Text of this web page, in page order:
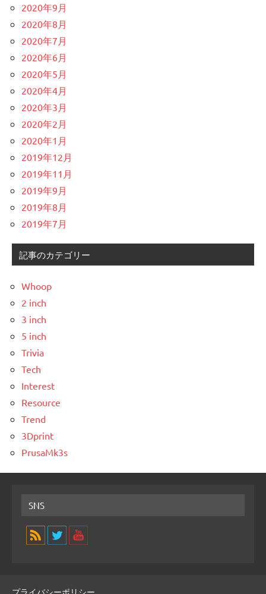
2020年9月
2020年8月
2020年7月
2020年6月
2020年5月
2020年4月
2020年3月
2020年2月
2020年1月
2019年12月
2019年11月
2019年9月
2019年8月
2019年7月
記事のカテゴリー
Whoop
2 inch
3 inch
5 inch
Trivia
Tech
Interest
Resource
Trend
3Dprint
PrusaMk3s
SNS
プライバシーポリシー